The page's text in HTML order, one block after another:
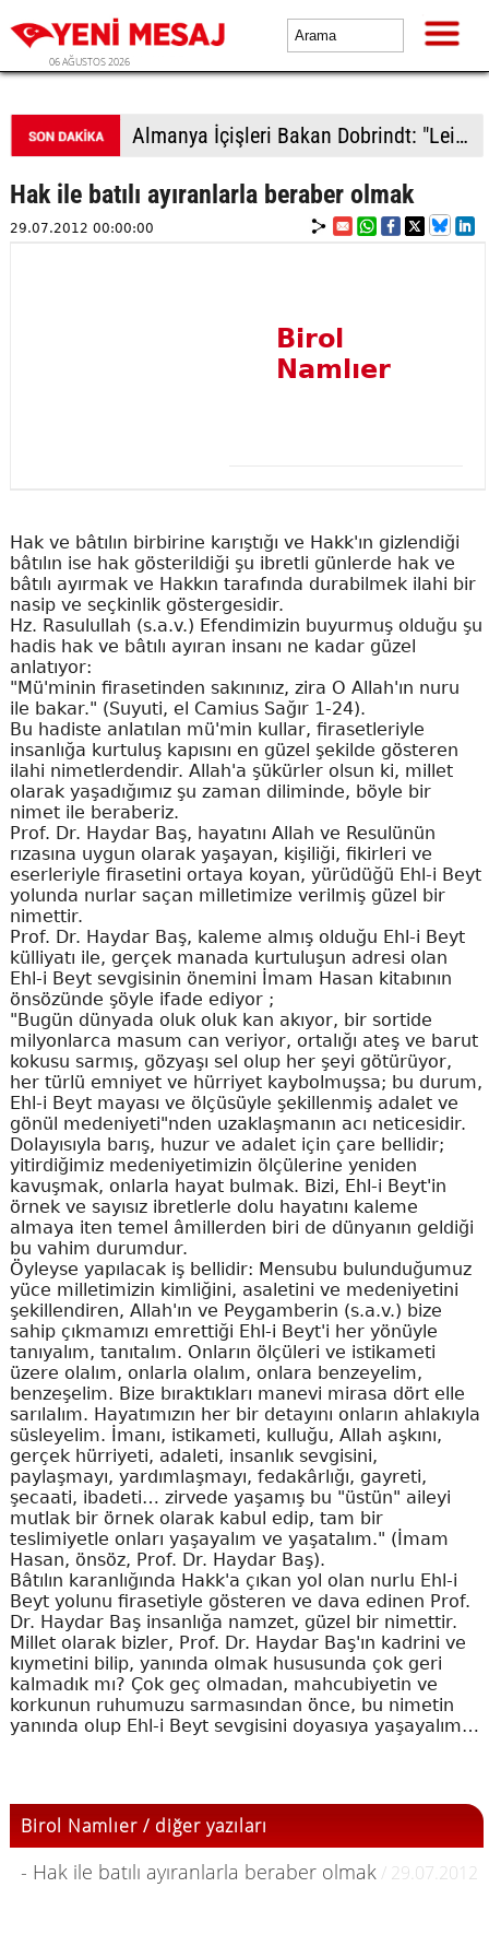
06 AĞUSTOS 2026
Almanya İçişleri Bakan Dobrindt: "Leipzig Havalimanı'ndaki İHA saldırısı girişimi amatörce taktiklere işaret etmiyor"
Hak ile batılı ayıranlarla beraber olmak
29.07.2012 00:00:00
Birol
Namlıer
Hak ve bâtılın birbirine karıştığı ve Hakk'ın gizlendiği
bâtılın ise hak gösterildiği şu ibretli günlerde hak ve
bâtılı ayırmak ve Hakkın tarafında durabilmek ilahi bir
nasip ve seçkinlik göstergesidir.
Hz. Rasulullah (s.a.v.) Efendimizin buyurmuş olduğu şu
hadis hak ve bâtılı ayıran insanı ne kadar güzel
anlatıyor:
"Mü'minin firasetinden sakınınız, zira O Allah'ın nuru
ile bakar." (Suyuti, el Camius Sağır 1-24).
Bu hadiste anlatılan mü'min kullar, firasetleriyle
insanlığa kurtuluş kapısını en güzel şekilde gösteren
ilahi nimetlerdendir. Allah'a şükürler olsun ki, millet
olarak yaşadığımız şu zaman diliminde, böyle bir
nimet ile beraberiz.
Prof. Dr. Haydar Baş, hayatını Allah ve Resulünün
rızasına uygun olarak yaşayan, kişiliği, fikirleri ve
eserleriyle firasetini ortaya koyan, yürüdüğü Ehl-i Beyt
yolunda nurlar saçan milletimize verilmiş güzel bir
nimettir.
Prof. Dr. Haydar Baş, kaleme almış olduğu Ehl-i Beyt
külliyatı ile, gerçek manada kurtuluşun adresi olan
Ehl-i Beyt sevgisinin önemini İmam Hasan kitabının
önsözünde şöyle ifade ediyor ;
"Bugün dünyada oluk oluk kan akıyor, bir sortide
milyonlarca masum can veriyor, ortalığı ateş ve barut
kokusu sarmış, gözyaşı sel olup her şeyi götürüyor,
her türlü emniyet ve hürriyet kaybolmuşsa; bu durum,
Ehl-i Beyt mayası ve ölçüsüyle şekillenmiş adalet ve
gönül medeniyeti"nden uzaklaşmanın acı neticesidir.
Dolayısıyla barış, huzur ve adalet için çare bellidir;
yitirdiğimiz medeniyetimizin ölçülerine yeniden
kavuşmak, onlarla hayat bulmak. Bizi, Ehl-i Beyt'in
örnek ve sayısız ibretlerle dolu hayatını kaleme
almaya iten temel âmillerden biri de dünyanın geldiği
bu vahim durumdur.
Öyleyse yapılacak iş bellidir: Mensubu bulunduğumuz
yüce milletimizin kimliğini, asaletini ve medeniyetini
şekillendiren, Allah'ın ve Peygamberin (s.a.v.) bize
sahip çıkmamızı emrettiği Ehl-i Beyt'i her yönüyle
tanıyalım, tanıtalım. Onların ölçüleri ve istikameti
üzere olalım, onlarla olalım, onlara benzeyelim,
benzeşelim. Bize bıraktıkları manevi mirasa dört elle
sarılalım. Hayatımızın her bir detayını onların ahlakıyla
süsleyelim. İmanı, istikameti, kulluğu, Allah aşkını,
gerçek hürriyeti, adaleti, insanlık sevgisini,
paylaşmayı, yardımlaşmayı, fedakârlığı, gayreti,
şecaati, ibadeti… zirvede yaşamış bu "üstün" aileyi
mutlak bir örnek olarak kabul edip, tam bir
teslimiyetle onları yaşayalım ve yaşatalım." (İmam
Hasan, önsöz, Prof. Dr. Haydar Baş).
Bâtılın karanlığında Hakk'a çıkan yol olan nurlu Ehl-i
Beyt yolunu firasetiyle gösteren ve dava edinen Prof.
Dr. Haydar Baş insanlığa namzet, güzel bir nimettir.
Millet olarak bizler, Prof. Dr. Haydar Baş'ın kadrini ve
kıymetini bilip, yanında olmak hususunda çok geri
kalmadık mı? Çok geç olmadan, mahcubiyetin ve
korkunun ruhumuzu sarmasından önce, bu nimetin
yanında olup Ehl-i Beyt sevgisini doyasıya yaşayalım…
Birol Namlıer / diğer yazıları
- Hak ile batılı ayıranlarla beraber olmak/ 29.07.2012